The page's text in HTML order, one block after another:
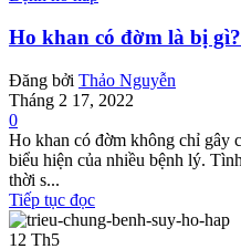
Ho khan có đờm là bị
Đăng bởi Thảo Nguyễn
Tháng 2 17, 2022
0
Ho khan có đờm không chỉ gây
biểu hiện của nhiều bệnh lý.
thời s...
Tiếp tục đọc
12 Th5